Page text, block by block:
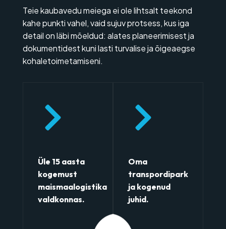
Teie kaubavedu meiega ei ole lihtsalt teekond
kahe punkti vahel, vaid sujuv protsess, kus iga
detail on läbi mõeldud: alates planeerimisest ja
dokumentidest kuni lasti turvalise ja õigeaegse
kohaletoimetamiseni.
Üle 15 aasta
kogemust
maismaalogistika
valdkonnas.
Oma
transpordipark
ja kogenud
juhid.